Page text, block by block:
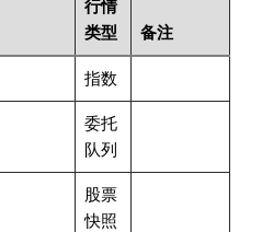
行情
类型
备注
指数
委托
队列
股票
快照